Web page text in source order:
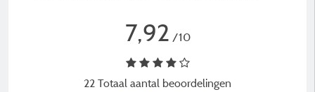
7,92 /10
22 Totaal aantal beoordelingen